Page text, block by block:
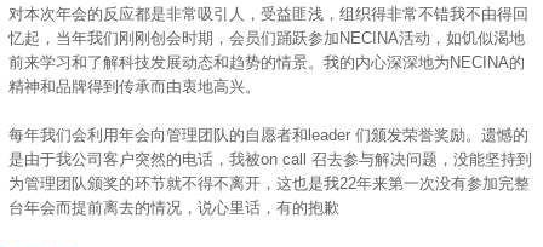
对本次年会的反应都是非常吸引人，受益匪浅，组织得非常不错我不由得回
忆起，当年我们刚刚创会时期，会员们踊跃参加NECINA活动，如饥似渴地
前来学习和了解科技发展动态和趋势的情景。我的内心深深地为NECINA的
精神和品牌得到传承而由衷地高兴。
每年我们会利用年会向管理团队的自愿者和leader 们颁发荣誉奖励。遗憾的
是由于我公司客户突然的电话，我被on call 召去参与解决问题，没能坚持到
为管理团队颁奖的环节就不得不离开，这也是我22年来第一次没有参加完整
台年会而提前离去的情况，说心里话，有的抱歉